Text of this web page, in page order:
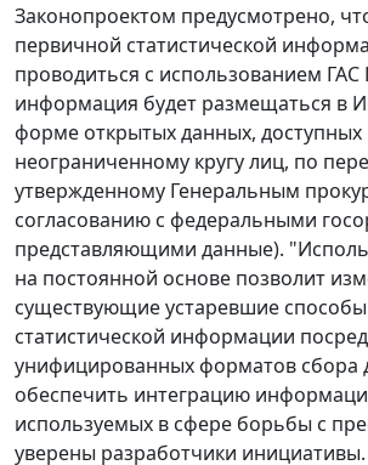
Законопроектом предусмотрено,
первичной статистической
проводиться с использованием
информация будет размещаться в
форме открытых данных, доступных
неограниченному кругу лиц, по
утвержденному Генеральным
согласованию с федеральными
представляющими данные).
на постоянной основе позволит
существующие устаревшие
статистической информации
унифицированных форматов сбора
обеспечить интеграцию
используемых в сфере борьбы с
уверены разработчики инициативы.